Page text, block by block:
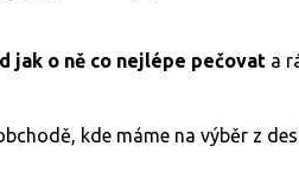
jak o ně co nejlépe pečovat a
kde máme na výběr z